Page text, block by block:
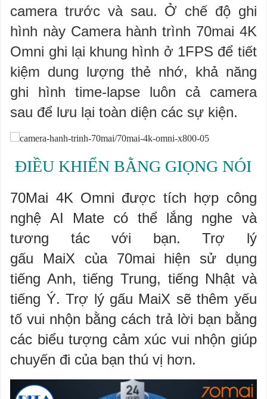
camera trước và sau.​ Ở chế độ ghi
hình này Camera hành trình 70mai 4K
Omni ghi lại khung hình ở 1FPS để tiết
kiệm dung lượng thẻ nhớ, khả năng
ghi hình time-lapse luôn cả camera
sau để lưu lại toàn diện các sự kiện.​​
ĐIỀU KHIỂN BẰNG GIỌNG NÓI
70Mai 4K Omni được tích hợp công
nghệ AI Mate có thể lắng nghe và
tương tác với bạn. Trợ lý
gấu MaiX của 70mai hiện sử dụng
tiếng Anh, tiếng Trung, tiếng Nhật và
tiếng Ý.Trợ lý gấu MaiX sẽ thêm yếu
tố vui nhộn bằng cách trả lời bạn bằng
các biểu tượng cảm xúc vui nhộn giúp
chuyến đi của bạn thú vị hơn.